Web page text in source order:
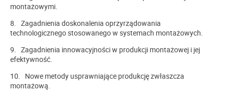
montażowymi.
8. Zagadnienia doskonalenia oprzyrządowania
technologicznego stosowanego w systemach montażowych.
9. Zagadnienia innowacyjności w produkcji montażowej i jej
efektywność.
10. Nowe metody usprawniające produkcję zwłaszcza
montażową.